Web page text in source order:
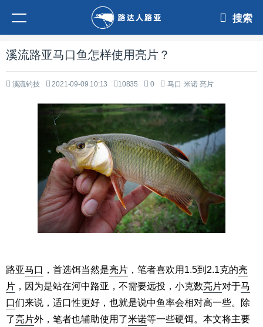
搜索
溪流路亚马口鱼怎样使用亮片？
溪流钓技 2021-09-09 10:13 10835 0 马口 米诺 亮片
路亚马口 ，首选饵当然是亮片 ，笔者喜欢用1.5到2.1克的亮
片 ，因为是站在河中路亚，不需要远投，小克数亮片对于马
口们来说，适口性更好，也就是说中鱼率会相对高一些。除
了亮片外，笔者也辅助使用了米诺等一些硬饵。本文将主要